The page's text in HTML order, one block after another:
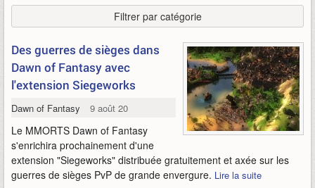
Filtrer par catégorie
Des guerres de sièges dans
Dawn of Fantasy avec
l'extension Siegeworks
Dawn of Fantasy 9 août 2012
Le MMORTS Dawn of Fantasy
s'enrichira prochainement d'une
extension "Siegeworks" distribuée gratuitement et axée sur les
guerres de sièges PvP de grande envergure. Lire la suite